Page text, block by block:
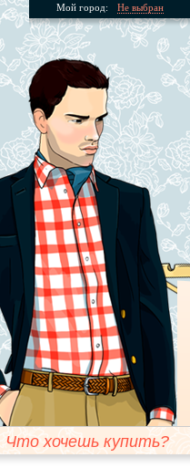
Мой город: Не выбран
Что хочешь купить?